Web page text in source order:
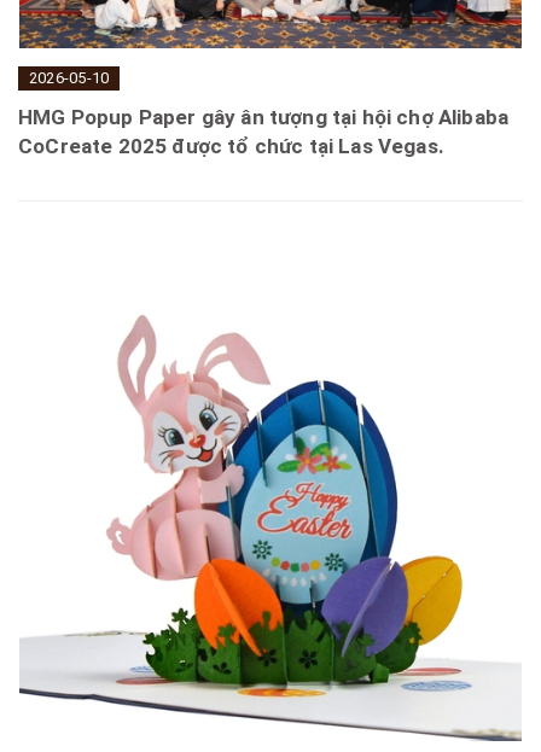
2026-05-10
HMG Popup Paper gây ân tượng tại hội chợ Alibaba
CoCreate 2025 được tổ chức tại Las Vegas.